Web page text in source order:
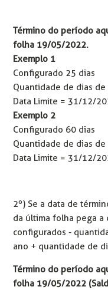
Término do período
folha 19/05/2022.
Exemplo 1
Configurado 25 dias
Quantidade de dias
Data Limite = 31/12/
Exemplo 2
Configurado 60 dias
Quantidade de dias
Data Limite = 31/12/
2º) Se a data de
da última folha pega a
configurados -
ano + quantidade de
Término do período
folha 19/05/2022